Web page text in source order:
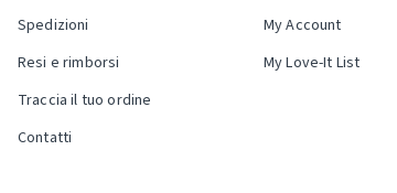
Spedizioni
Resi e rimborsi
Traccia il tuo ordine
Contatti
My Account
My Love-It List